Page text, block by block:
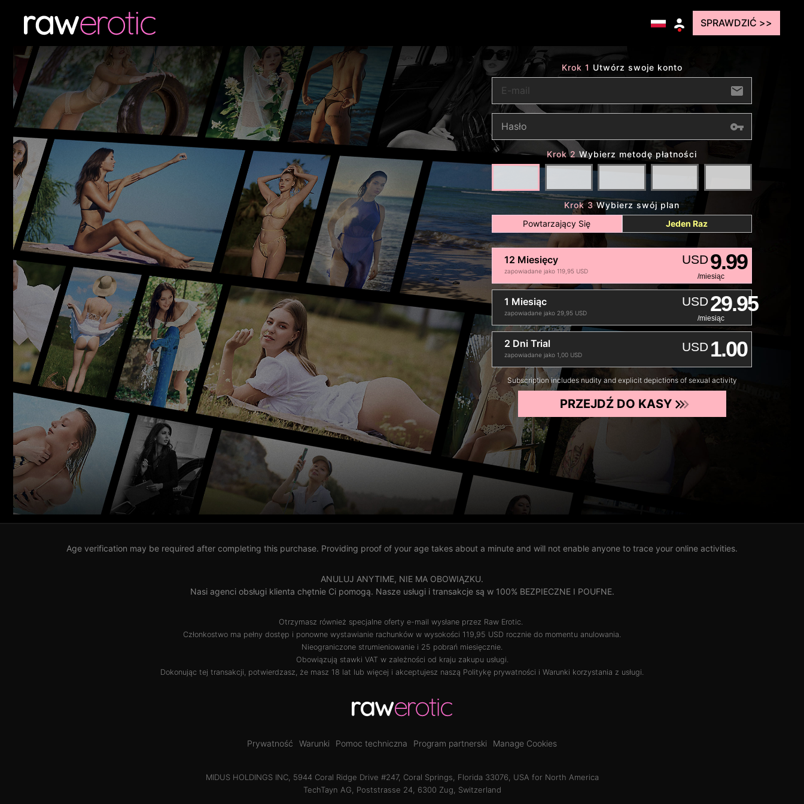
SPRAWDZIĆ >>
Krok 1 Utwórz swoje konto
Krok 2 Wybierz metodę płatności
Krok 3Wybierz swój plan
Powtarzający Się
Jeden Raz
12 Miesięcy
zapowiadane jako 119,95 USD
USD9.99
/miesiąc
1 Miesiąc
zapowiadane jako 29,95 USD
USD29.95
/miesiąc
2 Dni Trial
zapowiadane jako 1,00 USD
USD 1.00
Subscription includes nudity and explicit depictions of sexual activity
PRZEJDŹ DO KASY
Age verification may be required after completing this purchase. Providing proof of your age takes about a minute and will not enable anyone to trace your online activities.
ANULUJ ANYTIME, NIE MA OBOWIĄZKU.
Nasi agenci obsługi klienta chętnie Ci pomogą. Nasze usługi i transakcje są w 100% BEZPIECZNE I POUFNE.
Otrzymasz również specjalne oferty e-mail wysłane przez Raw Erotic.
Członkostwo ma pełny dostęp i ponowne wystawianie rachunków w wysokości 119,95 USD rocznie do momentu anulowania.
Nieograniczone strumieniowanie i 25 pobrań miesięcznie.
Obowiązują stawki VAT w zależności od kraju zakupu usługi.
Dokonując tej transakcji, potwierdzasz, że masz 18 lat lub więcej i akceptujesz naszą Politykę prywatności i Warunki korzystania z usługi
Prywatność Warunki Pomoc techniczna Program partnerski Manage Cookies
MIDUS HOLDINGS INC, 5944 Coral Ridge Drive #247, Coral Springs, Florida 33076, USA for North America
TechTayn AG, Poststrasse 24, 6300 Zug, Switzerland